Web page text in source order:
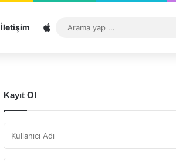
İletişim Sitemap
Kayıt Ol